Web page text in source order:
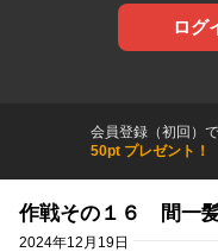
ログ
会員登録（初回）で
50pt プレゼント！
作戦その１６ 間一
2024年12月19日